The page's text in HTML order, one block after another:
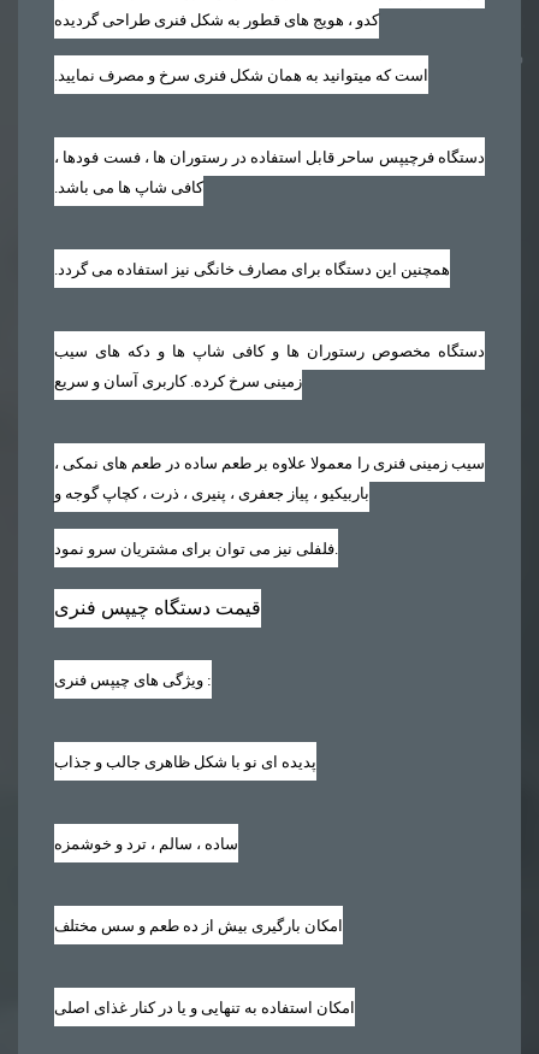
کدو ، هویج های قطور به شکل فنری طراحی گردیده
است که میتوانید به همان شکل فنری سرخ و مصرف نمایید‏.‏
دستگاه فرچیپس ساحر قابل استفاده در رستوران ها ، فست فودها ،
کافی شاپ ها می باشد‏.‏
همچنین این دستگاه برای مصارف خانگی نیز استفاده می گردد‏.‏
دستگاه مخصوص رستوران ها و کافی شاپ ها و دکه های سیب
زمینی سرخ کرده. کاربری آسان و سریع
سیب زمینی فنری را معمولا علاوه بر طعم ساده در طعم های نمکی ،
باربیکیو ، پیاز جعفری ، پنیری ، ذرت ، کچاپ گوجه و
قیمت دستگاه چیپس فنری
ویژگی های چیپس فنری :
پدیده ای نو با شکل ظاهری جالب و جذاب
ساده ، سالم ، ترد و خوشمزه
امکان بارگیری بیش از ده طعم و سس مختلف
امکان استفاده به تنهایی و یا در کنار غذای اصلی